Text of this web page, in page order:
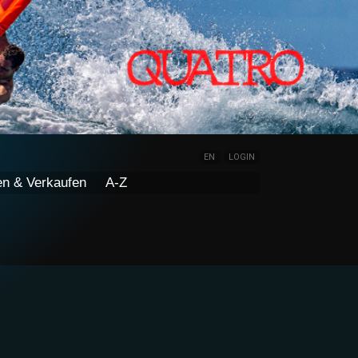
EN LOGIN
& Verkaufen A-Z